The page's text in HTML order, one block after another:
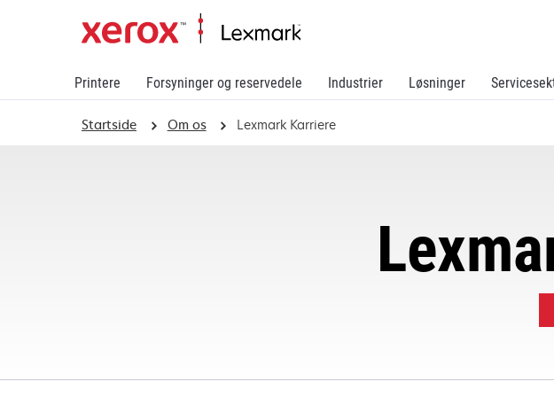
Printere Forsyninger og reservedele Industrier Løsninger
Startside Om os Lexmark Karriere